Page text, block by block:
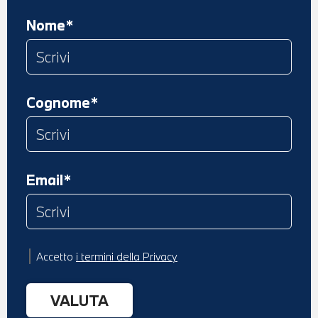
Nome*
Cognome*
Email*
Accetto i termini della Privacy